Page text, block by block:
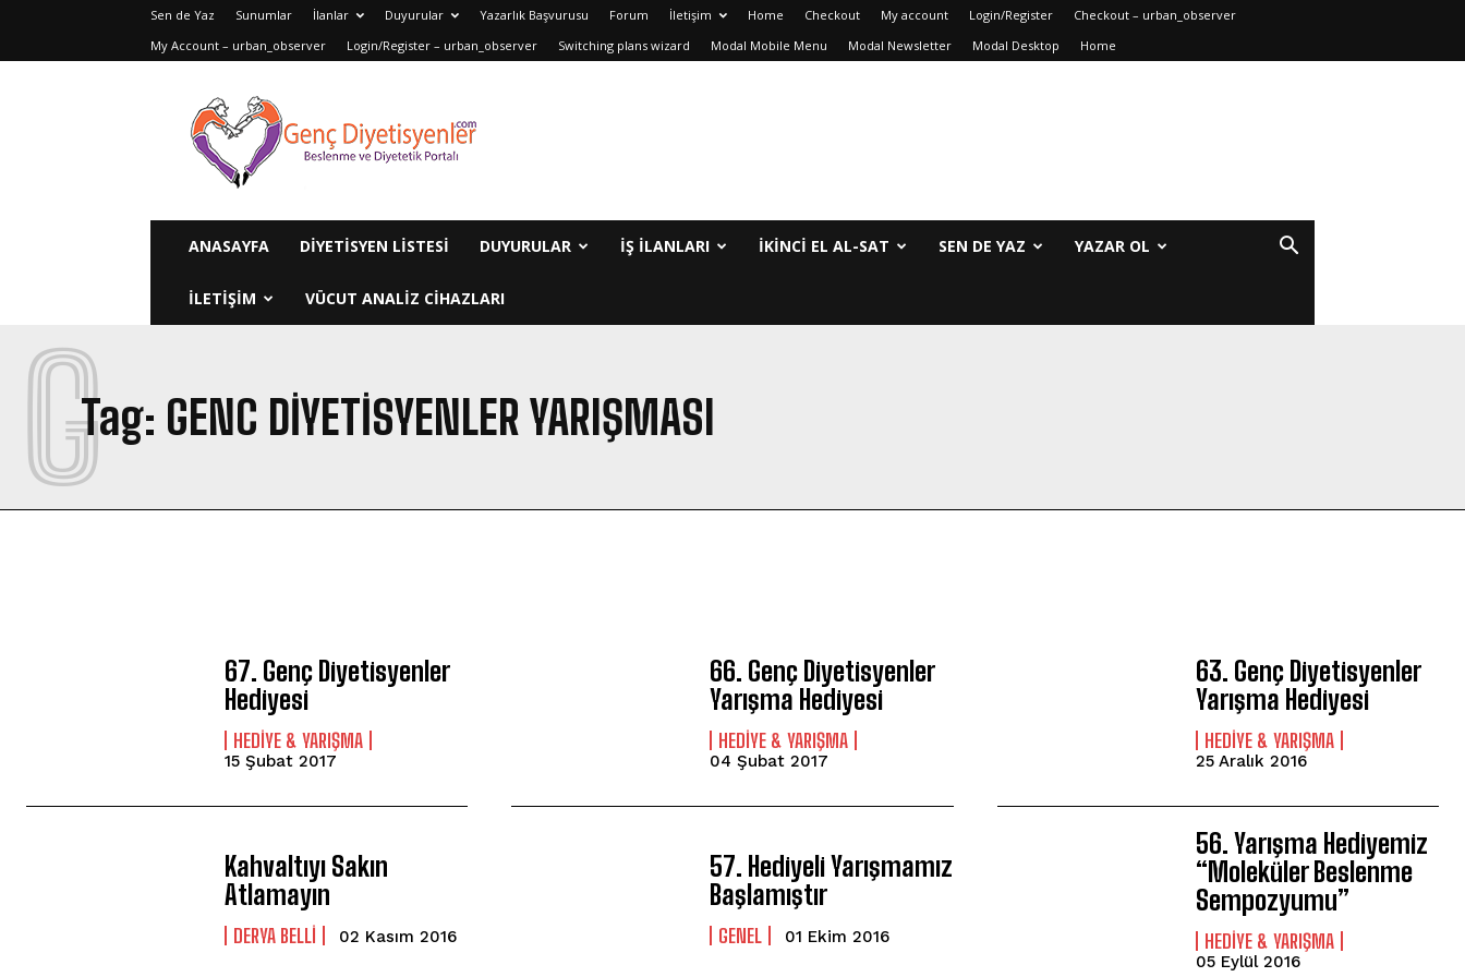
Sen de Yaz Sunumlar İlanlar Duyurular Yazarlık Başvurusu Forum İletişim Home Checkout My account Login/Register
Checkout – urban_observer
My Account – urban_observer
Login/Register – urban_observer Switching plans wizard Modal Mobile Menu Modal Newsletter Modal Desktop Home
Genç
Diyetisyenler
ANASAYFA DIYETISYEN LISTESI DUYURULAR İŞ İLANLARI IKINCI EL AL-SAT SEN DE YAZ YAZAR OL
ILETIŞIM VÜCUT ANALIZ CIHAZLARI
Tag: GENC DIYETISYENLER YARIŞMASI
G
67. Genç Diyetisyenler
Hediyesi
HEDIYE & YARIŞMA
15 Şubat 2017
66. Genç Diyetisyenler
Yarışma Hediyesi
HEDIYE & YARIŞMA
04 Şubat 2017
63. Genç Diyetisyenler
Yarışma Hediyesi
HEDIYE & YARIŞMA
25 Aralık 2016
Kahvaltıyı Sakın
Atlamayın
DERYA BELLI 02 Kasım 2016
57. Hediyeli Yarışmamız
Başlamıştır
GENEL 01 Ekim 2016
56. Yarışma Hediyemiz
“Moleküler Beslenme
Sempozyumu”
HEDIYE & YARIŞMA
05 Eylül 2016